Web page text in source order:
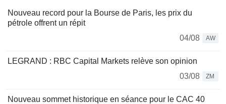
Nouveau record pour la Bourse de Paris, les prix du
pétrole offrent un répit
04/08
AW
LEGRAND : RBC Capital Markets relève son opinion
03/08
ZM
Nouveau sommet historique en séance pour le CAC 40